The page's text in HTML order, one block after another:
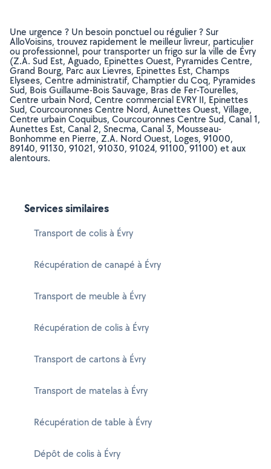
Une urgence ? Un besoin ponctuel ou régulier ? Sur
AlloVoisins, trouvez rapidement le meilleur livreur, particulier
ou professionnel, pour transporter un frigo sur la ville de Évry
(Z.A. Sud Est, Aguado, Epinettes Ouest, Pyramides Centre,
Grand Bourg, Parc aux Lievres, Epinettes Est, Champs
Elysees, Centre administratif, Champtier du Coq, Pyramides
Sud, Bois Guillaume-Bois Sauvage, Bras de Fer-Tourelles,
Centre urbain Nord, Centre commercial EVRY II, Epinettes
Sud, Courcouronnes Centre Nord, Aunettes Ouest, Village,
Centre urbain Coquibus, Courcouronnes Centre Sud, Canal 1,
Aunettes Est, Canal 2, Snecma, Canal 3, Mousseau-
Bonhomme en Pierre, Z.A. Nord Ouest, Loges, 91000,
89140, 91130, 91021, 91030, 91024, 91100, 91100) et aux
alentours.
Services similaires
Transport de colis à Évry
Récupération de canapé à Évry
Transport de meuble à Évry
Récupération de colis à Évry
Transport de cartons à Évry
Transport de matelas à Évry
Récupération de table à Évry
Dépôt de colis à Évry